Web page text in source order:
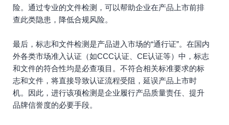
险。通过专业的文件检测，可以帮助企业在产品上市前排
查此类隐患，降低合规风险。
最后，标志和文件检测是产品进入市场的“通行证”。在国内
外各类市场准入认证（如CCC认证、CE认证等）中，标志
和文件的符合性均是必查项目。不符合相关标准要求的标
志和文件，将直接导致认证流程受阻，延误产品上市时
机。因此，进行该项检测是企业履行产品质量责任、提升
品牌信誉度的必要手段。